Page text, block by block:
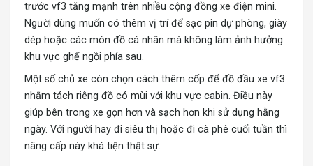
trước vf3 tăng mạnh trên nhiều cộng đồng xe điện mini.
Người dùng muốn có thêm vị trí để sạc pin dự phòng, giày
dép hoặc các món đồ cá nhân mà không làm ảnh hưởng
khu vực ghế ngồi phía sau.
Một số chủ xe còn chọn cách thêm cốp để đồ đầu xe vf3
nhằm tách riêng đồ có mùi với khu vực cabin. Điều này
giúp bên trong xe gọn hơn và sạch hơn khi sử dụng hằng
ngày. Với người hay đi siêu thị hoặc đi cà phê cuối tuần thì
nâng cấp này khá tiện thật sự.